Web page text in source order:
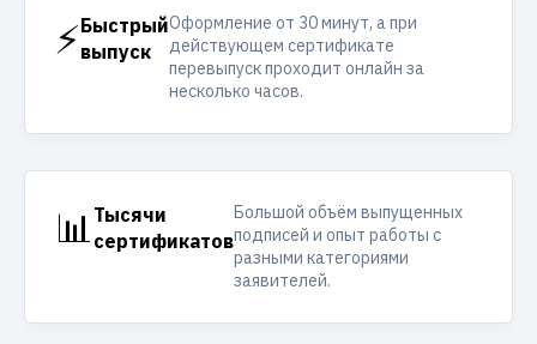
⚡Быстрый
выпуск
Оформление от 30 минут, а при
действующем сертификате
перевыпуск проходит онлайн за
несколько часов.
📊 Тысячи
сертификатов
Большой объём выпущенных
подписей и опыт работы с
разными категориями
заявителей.